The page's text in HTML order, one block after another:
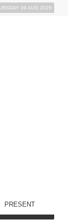
06 AUG 2026
PRESENT